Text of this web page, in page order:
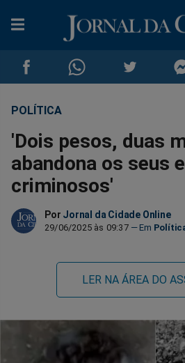
Compartilhar
no
Facebook
Compartilhar
no
Whatsapp
no
Twitter
POLÍTICA
'Dois pesos, duas
abandona os seus
criminosos'
Por Jornal da Cidade Online
29/06/2025 às 09:37
LER NA ÁREA DO